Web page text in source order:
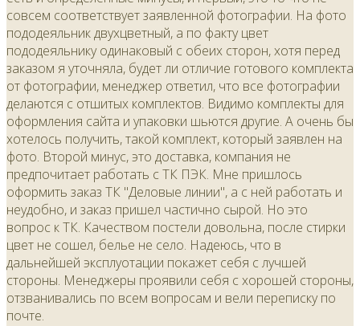
совсем соответствует заявленной фотографии. На фото
пододеяльник двухцветный, а по факту цвет
пододеяльнику одинаковый с обеих сторон, хотя перед
заказом я уточняла, будет ли отличие готового комплекта
от фотографии, менеджер ответил, что все фотографии
делаются с отшитых комплектов. Видимо комплекты для
оформления сайта и упаковки шьются другие. А очень бы
хотелось получить, такой комплект, который заявлен на
фото. Второй минус, это доставка, компания не
предпочитает работать с ТК ПЭК. Мне пришлось
оформить заказ ТК "Деловые линии", а с ней работать и
неудобно, и заказ пришел частично сырой. Но это
вопрос к ТК. Качеством постели довольна, после стирки
цвет не сошел, белье не село. Надеюсь, что в
дальнейшей эксплуотации покажет себя с лучшей
стороны. Менеджеры проявили себя с хорошей стороны,
отзванивались по всем вопросам и вели переписку по
почте.